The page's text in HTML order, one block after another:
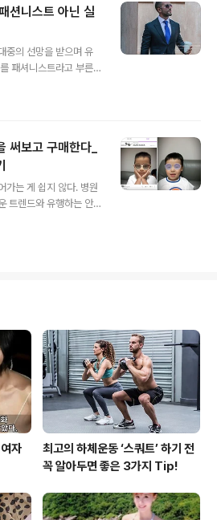
션니스트 아닌 실
중의 선망을 받으며 유
패셔니스트라고 부른
표출하기도 하고, 일상
한 패셔니스트는 특별
아끼는 사람이라고 할
이해 중에 '맞춤정장'은
한 사람만이 입는 옷, 그
트와 마찬가지로 특별
써보고 구매한다_
가는 게 쉽지 않다. 병원
트렌드와 유행하는 안
는 소비자가 아닌 판매
람이노베이션이라는 회
매칭 어플리케이션 '글
안경점에 가지 않아도
. 글래스매치 어플은 사
통해 셀피 찍듯 손쉽게
..
자
최고의 하체운동 ‘스쿼트’ 하기 전
꼭 알아두면 좋은 3가지 Tip!